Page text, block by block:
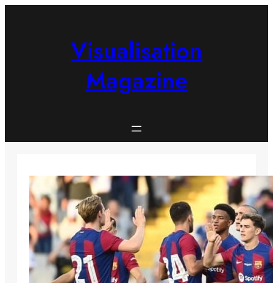
Visualisation
Magazine